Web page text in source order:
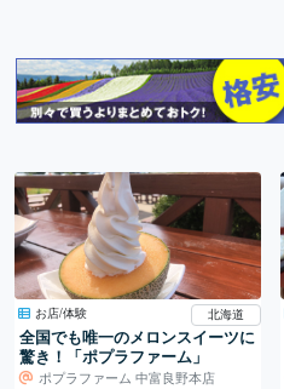
お店/体験 北海道
全国でも唯一のメロンスイーツに
驚き！「ポプラファーム」
ポプラファーム 中富良野本店